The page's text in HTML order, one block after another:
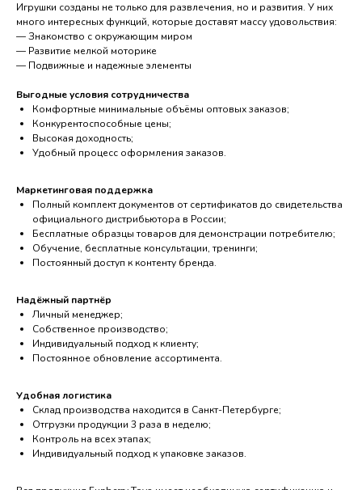
Игрушки созданы не только для развлечения, но и развития. У них
много интересных функций, которые доставят массу удовольствия:
— Знакомство с окружающим миром
— Развитие мелкой моторике
— Подвижные и надежные элементы
Выгодные условия сотрудничества
Комфортные минимальные объёмы оптовых заказов;
Конкурентоспособные цены;
Высокая доходность;
Удобный процесс оформления заказов.
Маркетинговая поддержка
Полный комплект документов от сертификатов до свидетельства
официального дистрибьютора в России;
Бесплатные образцы товаров для демонстрации потребителю;
Обучение, бесплатные консультации, тренинги;
Постоянный доступ к контенту бренда.
Надёжный партнёр
Личный менеджер;
Собственное производство;
Индивидуальный подход к клиенту;
Постоянное обновление ассортимента.
Удобная логистика
Склад производства находится в Санкт-Петербурге;
Отгрузки продукции 3 раза в неделю;
Контроль на всех этапах;
Индивидуальный подход к упаковке заказов.